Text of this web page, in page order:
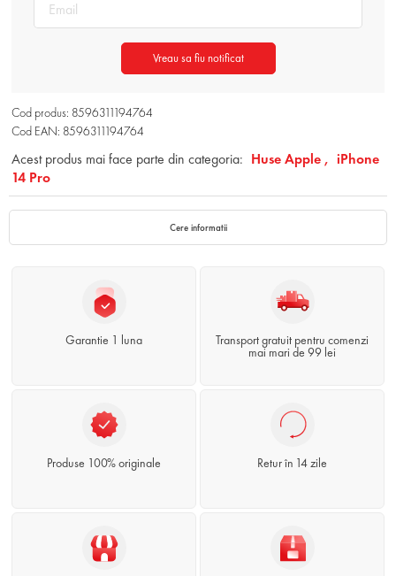
Vreau sa fiu notificat
Cod produs: 8596311194764
Cod EAN: 8596311194764
Acest produs mai face parte din categoria: Huse Apple , iPhone
14 Pro
Cere informatii
Garantie 1 luna
Transport gratuit pentru comenzi
mai mari de 99 lei
Produse 100% originale Retur în 14 zile